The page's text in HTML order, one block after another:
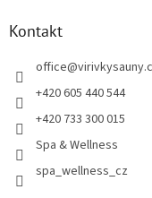
Kontakt
office@
+420 605 440 544
+420 733 300 015
Spa & Wellness
spa_wellness_cz